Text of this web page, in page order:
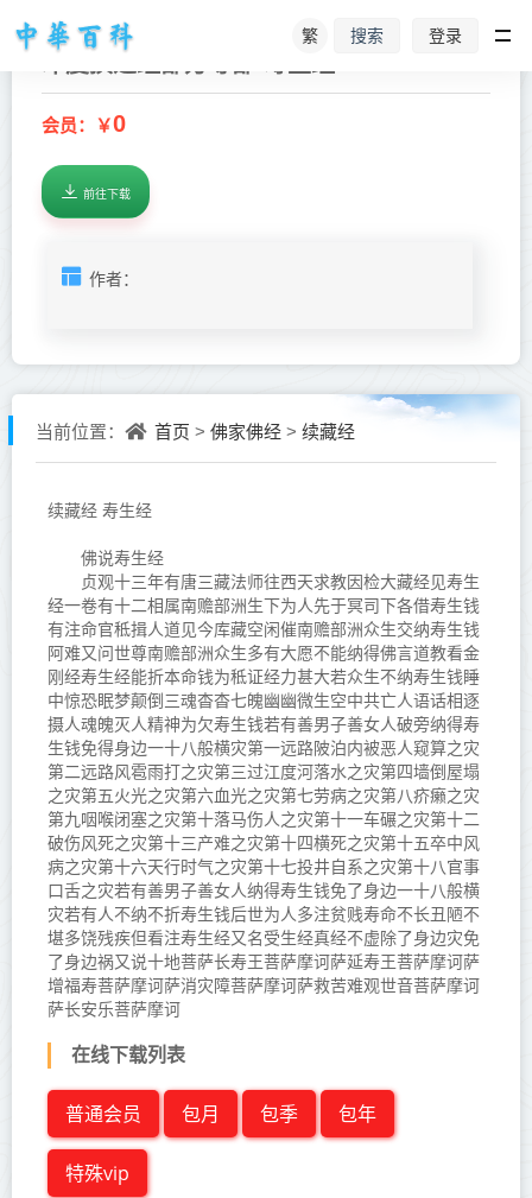
繁 搜索 登录
会员：￥0
前往下载
作者：
当前位置： 首页 > 佛家佛经 > 续藏经
续藏经 寿生经
佛说寿生经
贞观十三年有唐三藏法师往西天求教因检大藏经见寿生
经一卷有十二相属南赡部洲生下为人先于冥司下各借寿生钱
有注命官秪揖人道见今库藏空闲催南赡部洲众生交纳寿生钱
阿难又问世尊南赡部洲众生多有大愿不能纳得佛言道教看金
刚经寿生经能折本命钱为秪证经力甚大若众生不纳寿生钱睡
中惊恐眠梦颠倒三魂杳杳七魄幽幽微生空中共亡人语话相逐
摄人魂魄灭人精神为欠寿生钱若有善男子善女人破旁纳得寿
生钱免得身边一十八般横灾第一远路陂泊内被恶人窥算之灾
第二远路风雹雨打之灾第三过江度河落水之灾第四墙倒屋塌
之灾第五火光之灾第六血光之灾第七劳病之灾第八疥癞之灾
第九咽喉闭塞之灾第十落马伤人之灾第十一车碾之灾第十二
破伤风死之灾第十三产难之灾第十四横死之灾第十五卒中风
病之灾第十六天行时气之灾第十七投井自系之灾第十八官事
口舌之灾若有善男子善女人纳得寿生钱免了身边一十八般横
灾若有人不纳不折寿生钱后世为人多注贫贱寿命不长丑陋不
堪多饶残疾但看注寿生经又名受生经真经不虚除了身边灾免
了身边祸又说十地菩萨长寿王菩萨摩诃萨延寿王菩萨摩诃萨
增福寿菩萨摩诃萨消灾障菩萨摩诃萨救苦难观世音菩萨摩诃
萨长安乐菩萨摩诃
在线下载列表
普通会员 包月 包季 包年
特殊vip